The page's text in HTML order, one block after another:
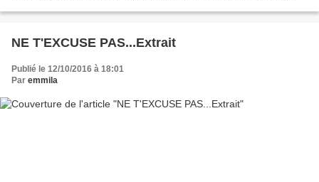
NE T'EXCUSE PAS...Extrait
Publié le 12/10/2016 à 18:01
Par emmila